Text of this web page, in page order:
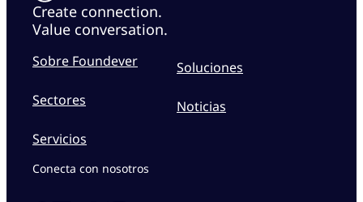
Create connection.
Value conversation.
Sobre Foundever
Sectores
Servicios
Soluciones
Noticias
Conecta con nosotros